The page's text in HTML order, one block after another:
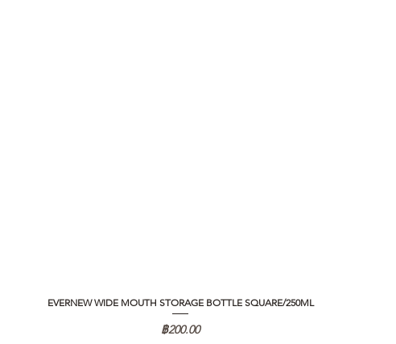
EVERNEW WIDE MOUTH STORAGE BOTTLE SQUARE/250ML
ราคา
฿200.00